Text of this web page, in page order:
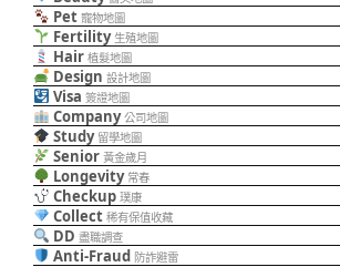
Pet 寵物地圖
Fertility 生殖地圖
Hair 植髮地圖
Design 設計地圖
Visa 簽證地圖
Company 公司地圖
Study 留學地圖
Senior 黃金歲月
Longevity 常春
Checkup 璞康
Collect 稀有保值收藏
DD 盡職調查
Anti-Fraud 防詐避雷